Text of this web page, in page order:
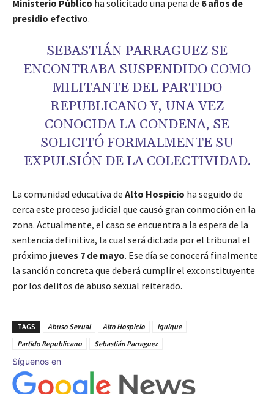
Ministerio Público ha solicitado una pena de 6 años de
presidio efectivo.
SEBASTIÁN PARRAGUEZ SE
ENCONTRABA SUSPENDIDO COMO
MILITANTE DEL PARTIDO
REPUBLICANO Y, UNA VEZ
CONOCIDA LA CONDENA, SE
SOLICITÓ FORMALMENTE SU
EXPULSIÓN DE LA COLECTIVIDAD.
La comunidad educativa de Alto Hospicio ha seguido de
cerca este proceso judicial que causó gran conmoción en la
zona. Actualmente, el caso se encuentra a la espera de la
sentencia definitiva, la cual será dictada por el tribunal el
próximo jueves 7 de mayo. Ese día se conocerá finalmente
la sanción concreta que deberá cumplir el exconstituyente
por los delitos de abuso sexual reiterado.
TAGS Abuso Sexual Alto Hospicio
Iquique
Partido Republicano
Sebastián Parraguez
Síguenos en